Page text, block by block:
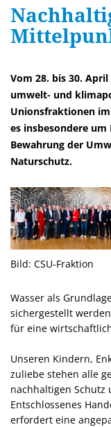
Vom 28. bis 30.
umwelt- und
Unionsfraktionen
es insbesondere um
Bewahrung der
Naturschutz.
Bild: CSU-Fraktion
Wasser als
sichergestellt
für eine
Unseren Kindern,
zuliebe stehen alle
nachhaltigen Schutz
Entschlossenes
erfordert eine